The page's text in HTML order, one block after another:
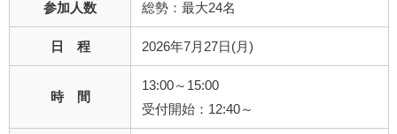
参加人数 総勢：最大24名
日 程 2026年7月27日(月)
時 間
13:00～15:00
受付開始：12:40～